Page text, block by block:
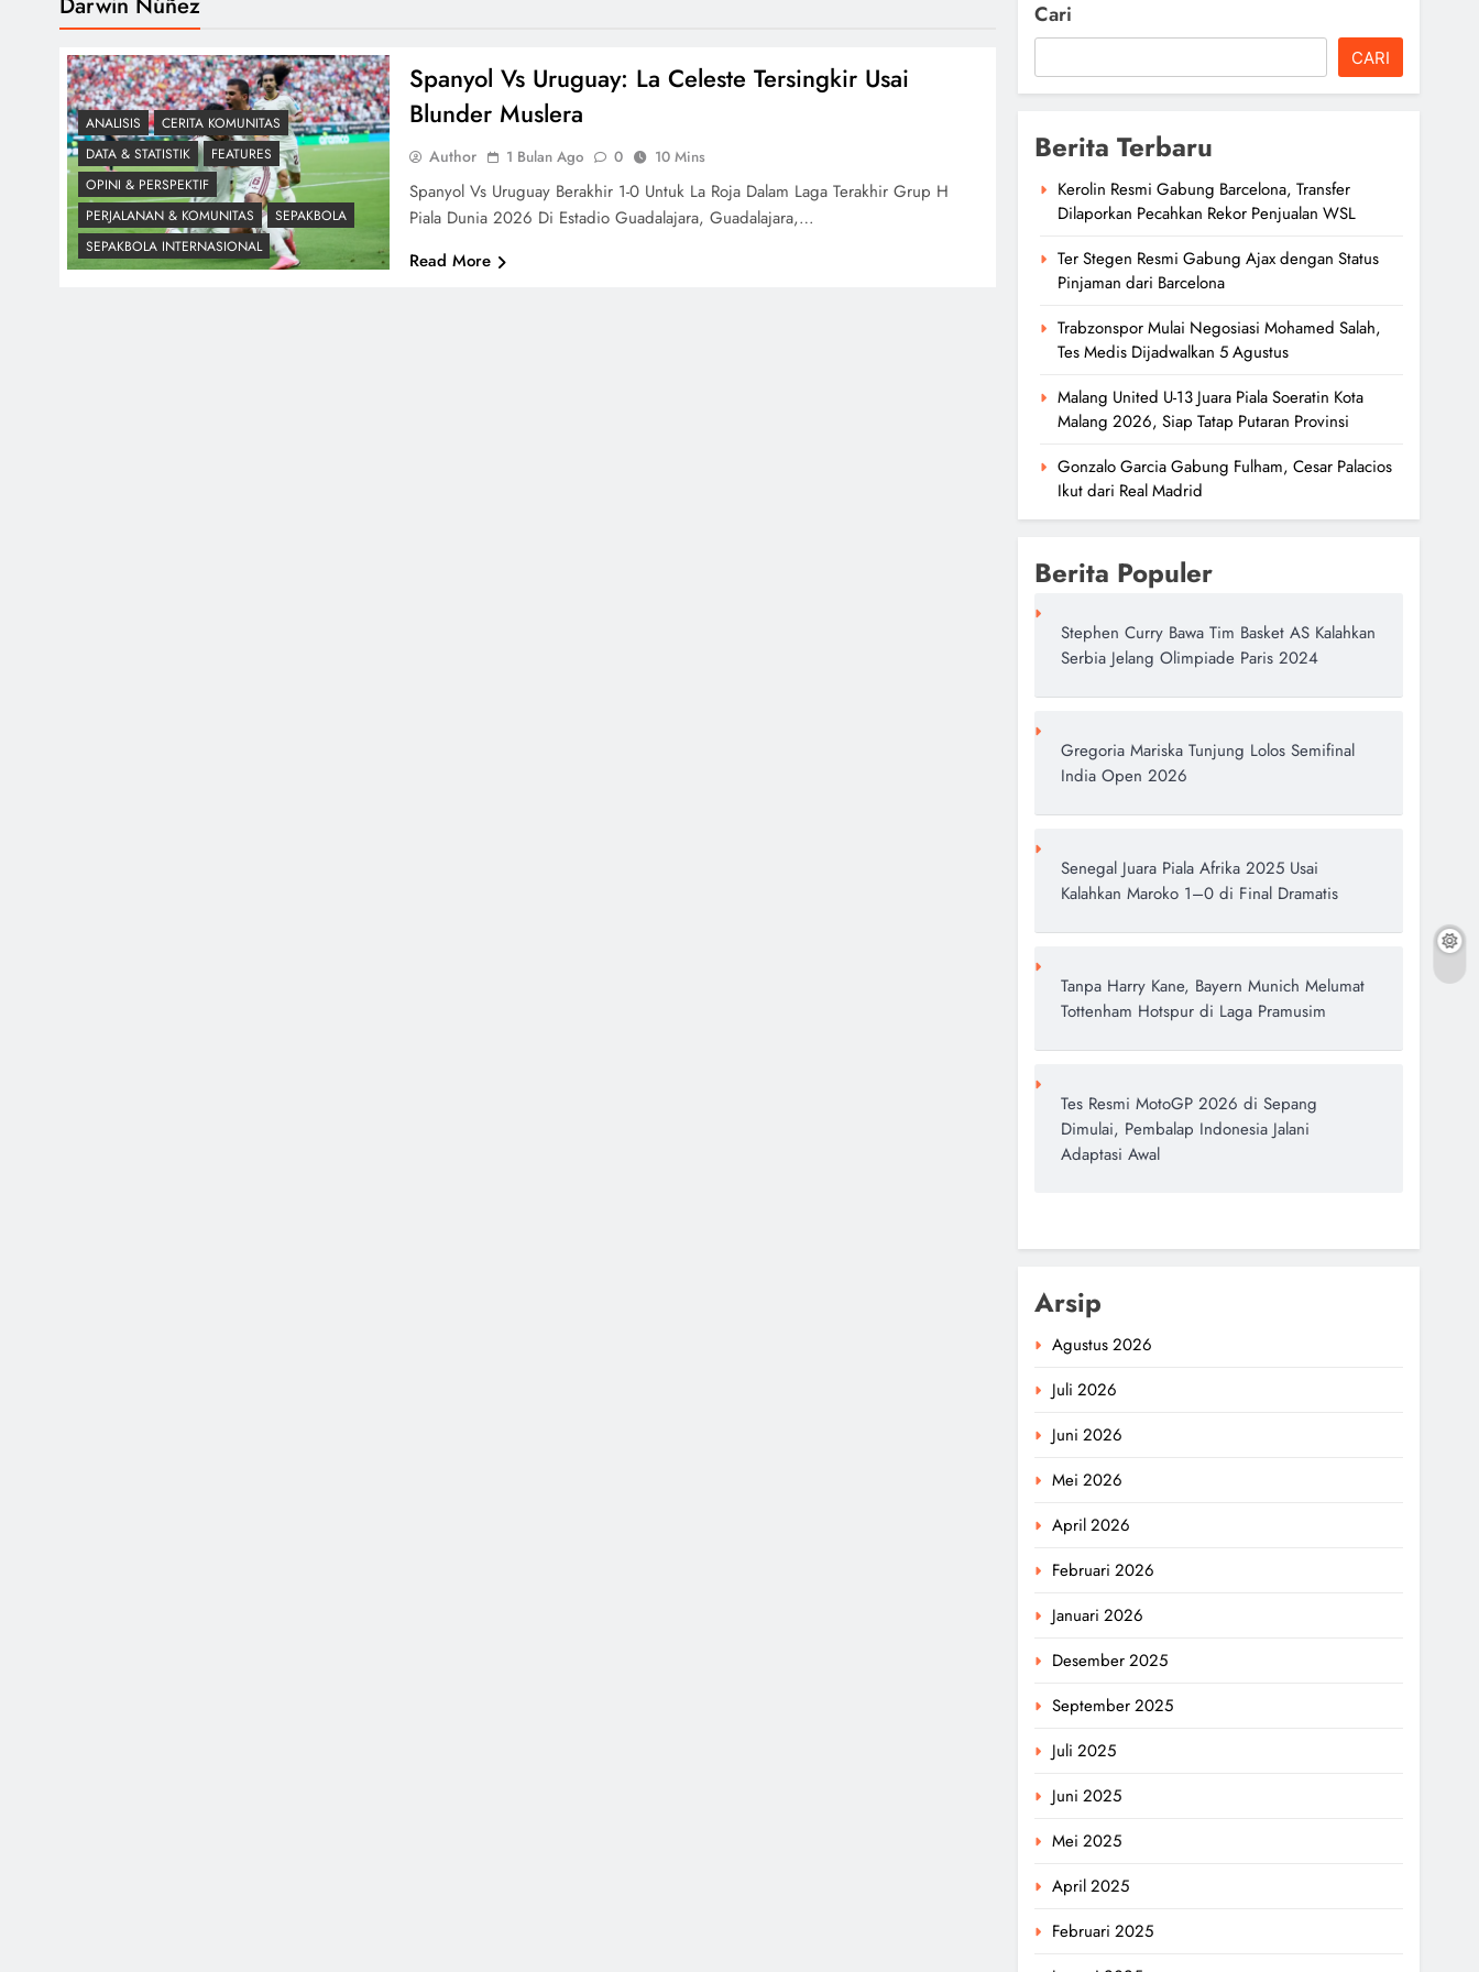
ANALISIS
CERITA KOMUNITAS
DATA & STATISTIK
FEATURES
OPINI & PERSPEKTIF
PERJALANAN & KOMUNITAS
SEPAKBOLA
SEPAKBOLA INTERNASIONAL
Spanyol Vs Uruguay: La Celeste Tersingkir Usai
Blunder Muslera
Author 1 Bulan Ago 0 10 Mins
Spanyol Vs Uruguay Berakhir 1-0 Untuk La Roja Dalam Laga Terakhir Grup H
Piala Dunia 2026 Di Estadio Guadalajara, Guadalajara,…
Read More
Cari
CARI
Berita Terbaru
Kerolin Resmi Gabung Barcelona, Transfer
Dilaporkan Pecahkan Rekor Penjualan WSL
Ter Stegen Resmi Gabung Ajax dengan Status
Pinjaman dari Barcelona
Trabzonspor Mulai Negosiasi Mohamed Salah,
Tes Medis Dijadwalkan 5 Agustus
Malang United U-13 Juara Piala Soeratin Kota
Malang 2026, Siap Tatap Putaran Provinsi
Gonzalo Garcia Gabung Fulham, Cesar Palacios
Ikut dari Real Madrid
Berita Populer
Stephen Curry Bawa Tim Basket AS Kalahkan
Serbia Jelang Olimpiade Paris 2024
Gregoria Mariska Tunjung Lolos Semifinal
India Open 2026
Senegal Juara Piala Afrika 2025 Usai
Kalahkan Maroko 1–0 di Final Dramatis
Tanpa Harry Kane, Bayern Munich Melumat
Tottenham Hotspur di Laga Pramusim
Tes Resmi MotoGP 2026 di Sepang
Dimulai, Pembalap Indonesia Jalani
Adaptasi Awal
Arsip
Agustus 2026
Juli 2026
Juni 2026
Mei 2026
April 2026
Februari 2026
Januari 2026
Desember 2025
September 2025
Juli 2025
Juni 2025
Mei 2025
April 2025
Februari 2025